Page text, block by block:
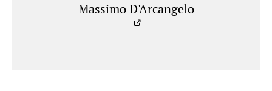
Massimo D'Arcangelo